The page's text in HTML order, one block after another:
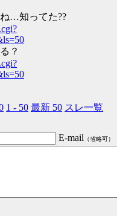
…知ってた??
？
1 - 50 最新 50 スレ一覧
E-mail （省略可）